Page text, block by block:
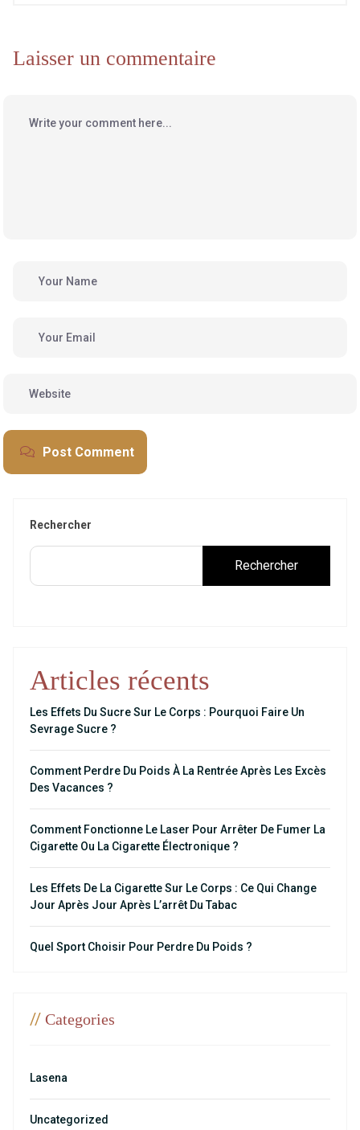
Laisser un commentaire
Post Comment
Rechercher
Rechercher
Articles récents
Les Effets Du Sucre Sur Le Corps : Pourquoi Faire Un
Sevrage Sucre ?
Comment Perdre Du Poids À La Rentrée Après Les Excès
Des Vacances ?
Comment Fonctionne Le Laser Pour Arrêter De Fumer La
Cigarette Ou La Cigarette Électronique ?
Les Effets De La Cigarette Sur Le Corps : Ce Qui Change
Jour Après Jour Après L’arrêt Du Tabac
Quel Sport Choisir Pour Perdre Du Poids ?
// Categories
Lasena
Uncategorized